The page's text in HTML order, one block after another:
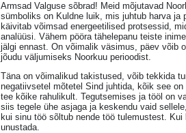
Armsad Valguse sõbrad! Meid mõjutavad
sümboliks on Kuldne luik, mis juhtub harva ja
käivitab võimsad energeetilised protsessid,
analüüsi. Vähem pööra tähelepanu teiste
jälgi ennast. On võimalik väsimus, päev võib
jõudu väljumiseks Noorkuu perioodist.
Täna on võimalikud takistused, võib tekkida
negatiivsetel mõtetel Sind juhtida, kõik see
tee kõike rahulikult. Tegutsemises ja tööl on
siis tegele ühe asjaga ja keskendu vaid
kui sinu töö sõltub nende töö tulemustest.
unustada.